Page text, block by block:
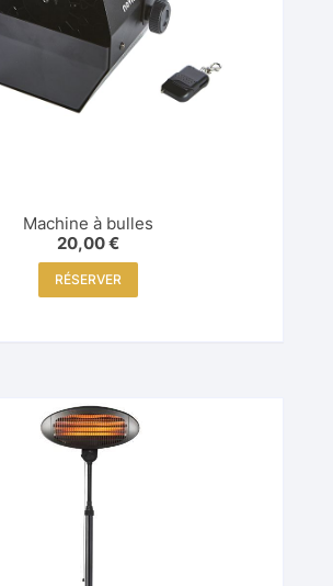
Machine à bulles
20,00€
RÉSERVER